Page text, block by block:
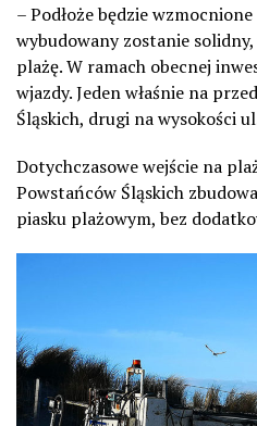
– Podłoże będzie
wybudowany zostanie
plażę. W ramach obecnej
wjazdy. Jeden właśnie na
Śląskich, drugi na wysokości
Dotychczasowe wejście na
Powstańców Śląskich
piasku plażowym, bez